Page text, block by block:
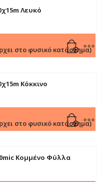
Λευκό
στο φυσικό κατάστημα)
Κόκκινο
στο φυσικό κατάστημα)
Κομμένο Φύλλα